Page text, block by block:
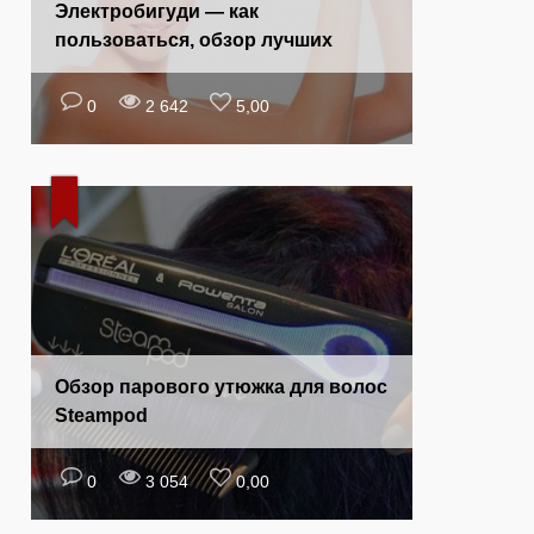
0 2 642 5,00
Электробигуди — как
пользоваться, обзор лучших
0 3 054 0,00
Обзор парового утюжка для волос
Steampod